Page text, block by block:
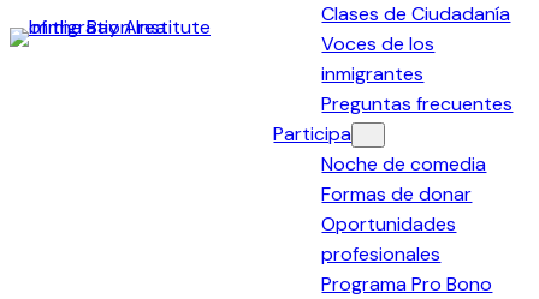
Immigration
Clases de Ciudadanía
Voces de los
inmigrantes
Preguntas frecuentes
Participa
Noche de comedia
Formas de donar
Oportunidades
profesionales
Programa Pro Bono